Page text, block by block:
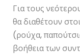
Για τους
θα διαθέτουν
(ρούχα,
βοήθεια των